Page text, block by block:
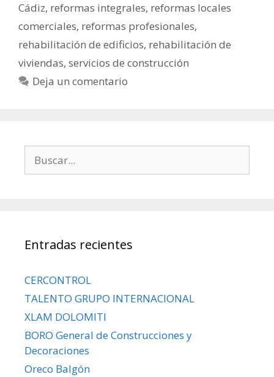
Cádiz, reformas integrales, reformas locales
comerciales, reformas profesionales,
rehabilitación de edificios, rehabilitación de
viviendas, servicios de construcción
Deja un comentario
Entradas recientes
CERCONTROL
TALENTO GRUPO INTERNACIONAL
XLAM DOLOMITI
BORO General de Construcciones y
Decoraciones
Oreco Balgón